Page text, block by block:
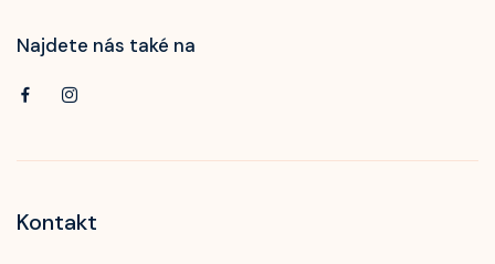
Najdete nás také na
Kontakt